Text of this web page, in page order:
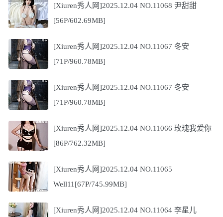
[Xiuren秀人网]2025.12.04 NO.11068 尹甜甜
[56P/602.69MB]
[Xiuren秀人网]2025.12.04 NO.11067 冬安
[71P/960.78MB]
[Xiuren秀人网]2025.12.04 NO.11067 冬安
[71P/960.78MB]
[Xiuren秀人网]2025.12.04 NO.11066 玫瑰我爱你
[86P/762.32MB]
[Xiuren秀人网]2025.12.04 NO.11065
Well11[67P/745.99MB]
[Xiuren秀人网]2025.12.04 NO.11064 李星儿